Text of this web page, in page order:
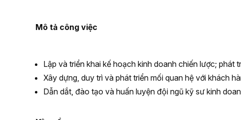
Mô tả công việc
Lập và triển khai kế hoạch kinh doanh chiến lược; phát
Xây dựng, duy trì và phát triển mối quan hệ với khách
Dẫn dắt, đào tạo và huấn luyện đội ngũ kỹ sư kinh